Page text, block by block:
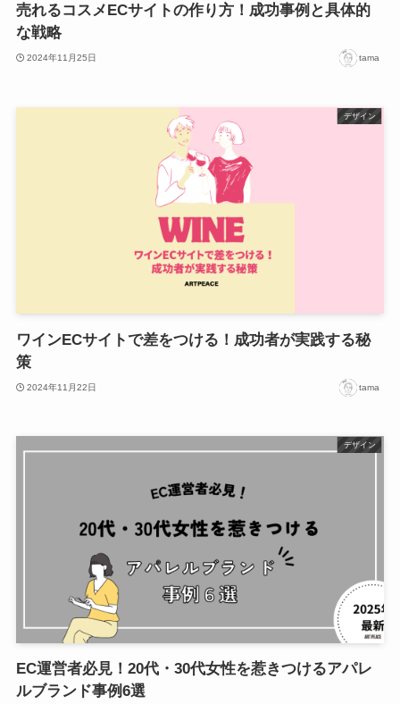
売れるコスメECサイトの作り方！成功事例と具体的
な戦略
2024年11月25日 tama
デザイン
ワインECサイトで差をつける！成功者が実践する秘
策
2024年11月22日 tama
デザイン
EC運営者必見！20代・30代女性を惹きつけるアパレ
ルブランド事例6選